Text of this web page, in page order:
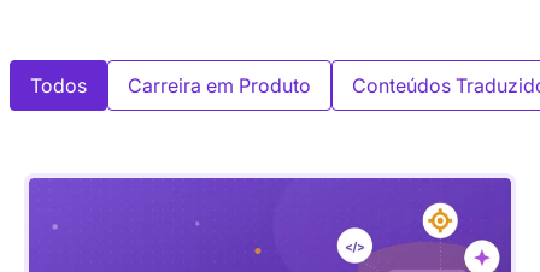
Todos Carreira em Produto Conteúdos